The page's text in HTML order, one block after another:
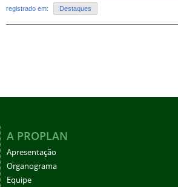
registrado em: Destaques
A PROPLAN
Apresentação
Organograma
Equipe